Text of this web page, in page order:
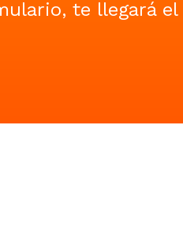
te llegará